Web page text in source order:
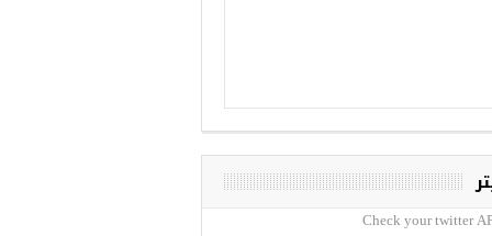
Check your twitter